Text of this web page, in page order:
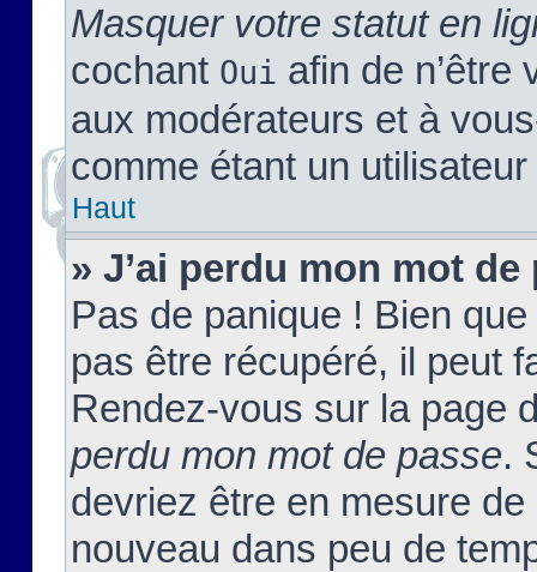
Masquer votre statut en
cochant Oui afin de n’être
aux modérateurs et à
comme étant un
Haut
» J’ai perdu mon mot de
Pas de panique ! Bien
pas être récupéré, il peut
Rendez-vous sur la page
perdu mon mot de passe.
devriez être en mesure
nouveau dans peu de